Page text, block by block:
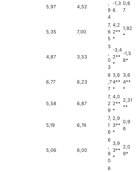
5,97 4,52
9
4
-1,3
6
0,6
7
5,35 7,00
7,
6
5
4,2
2**
*
1,92
*
4,87 3,53
3
0
3
-3,4
2**
*
-1,5
8*
6,77 6,23
6
,7
7
3,6
4**
*
3,6
4**
*
5,58 6,87
7,
2
9
4,0
2**
*
2,31
**
5,19 6,74
7,
1
6
2,9
3**
*
0,9
6
5,06 6,00
6
9
0
3,9
3**
*
2,0
9*
6